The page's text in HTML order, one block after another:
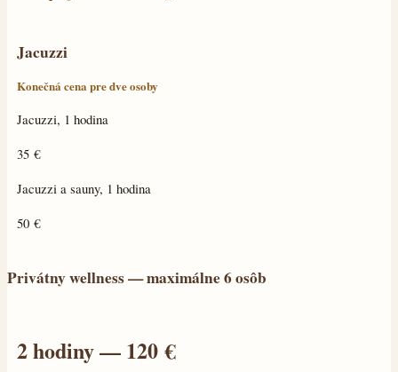
Jacuzzi
Konečná cena pre dve osoby
Jacuzzi, 1 hodina
35 €
Jacuzzi a sauny, 1 hodina
50 €
Privátny wellness — maximálne 6 osôb
2 hodiny — 120 €